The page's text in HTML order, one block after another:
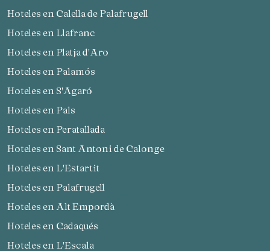
Hoteles en Calella de Palafrugell
Hoteles en Llafranc
Hoteles en Platja d'Aro
Hoteles en Palamós
Hoteles en S'Agaró
Hoteles en Pals
Hoteles en Peratallada
Hoteles en Sant Antoni de Calonge
Hoteles en L'Estartit
Hoteles en Palafrugell
Hoteles en Alt Empordà
Hoteles en Cadaqués
Hoteles en L'Escala